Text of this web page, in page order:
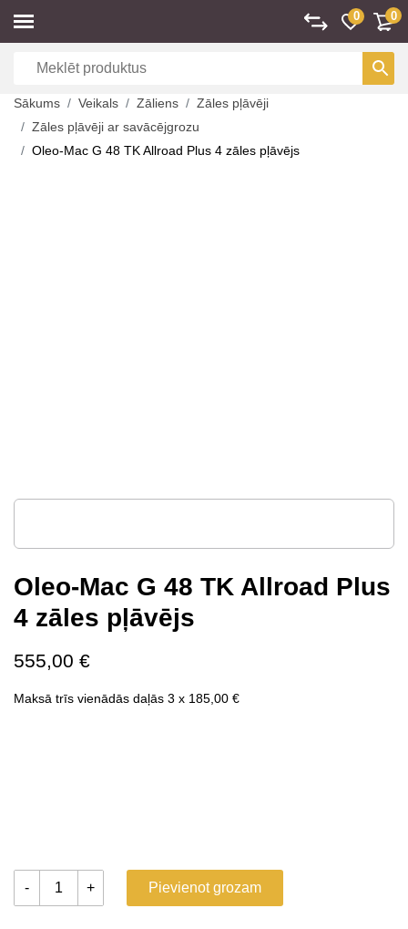
0 0
Sākums Veikals Zāliens
Zāles pļāvēji
Zāles pļāvēji ar savācējgrozu
Oleo-Mac G 48 TK Allroad Plus 4 zāles pļāvējs
Oleo-Mac G 48 TK Allroad Plus
4 zāles pļāvējs
Maksā trīs vienādās daļās 3 x 185,00 €
555,00 €
- + Pievienot grozam